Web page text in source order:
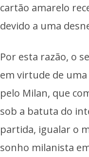
cartão amarelo
devido a uma
Por esta razão, o
em virtude de
pelo Milan, que
sob a batuta do
partida, igualar o
sonho milanista